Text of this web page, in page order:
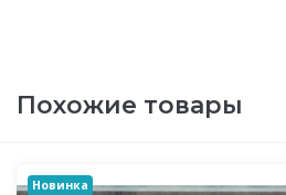
Похожие товары
Новинка